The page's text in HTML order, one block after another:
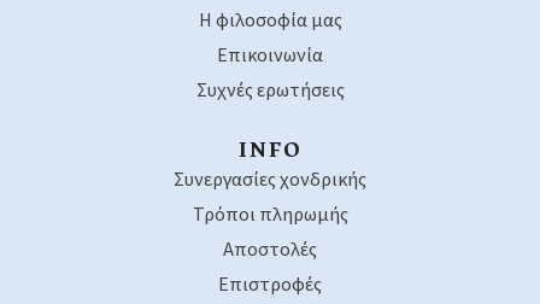
Η φιλοσοφία μας
Επικοινωνία
Συχνές ερωτήσεις
INFO
Συνεργασίες χονδρικής
Τρόποι πληρωμής
Αποστολές
Επιστροφές